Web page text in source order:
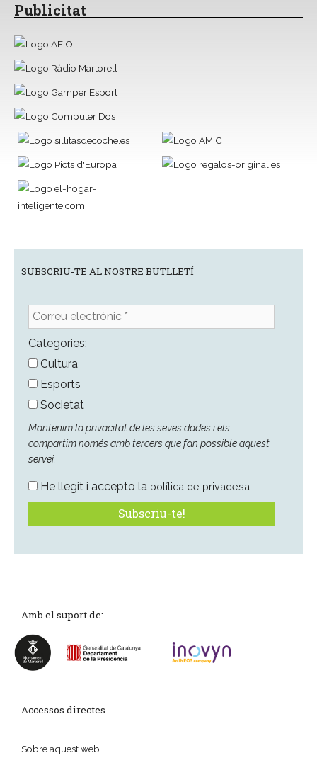
Publicitat
SUBSCRIU-TE AL NOSTRE BUTLLETÍ
Correu
electrònic
*Categories:
Cultura
Esports
Societat
Mantenim la privacitat de les seves dades i els
compartim només amb tercers que fan possible aquest
servei.
He llegit i accepto la política de privadesa
Amb el suport de:
Accessos directes
Sobre aquest web